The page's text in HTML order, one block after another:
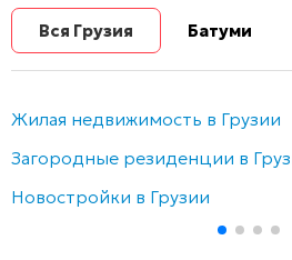
Вся Грузия Батуми
Жилая недвижимость в Грузии
Загородные резиденции в
Новостройки в Грузии